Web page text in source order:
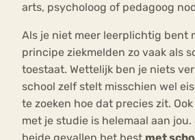
arts, psycholoog of pedagoog
Als je niet meer leerplichtig bent
principe ziekmelden zo vaak als
toestaat. Wettelijk ben je niets
school zelf stelt misschien wel
te zoeken hoe dat precies zit.
met je studie is helemaal aan